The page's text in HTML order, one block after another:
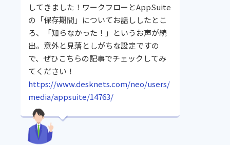
してきました！ワークフローとAppSuite
の「保存期間」についてお話ししたとこ
ろ、「知らなかった！」というお声が続
出。意外と見落としがちな設定ですの
で、ぜひこちらの記事でチェックしてみ
てください！
https://www.desknets.com/neo/users/
media/appsuite/14763/